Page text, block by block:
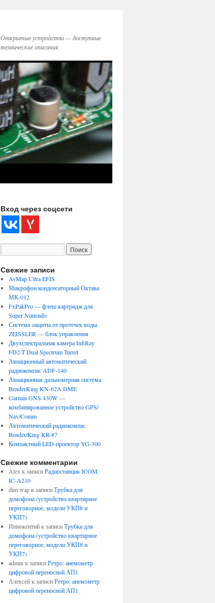
Открытые устройства — доступные
технические описания
Вход через соцсети
Свежие записи
AvMap Ultra EFIS
Микрофон конденсаторный Октава
МК-012
FxPakPro — флеш картридж для
Super Nintendo
Система защиты от протечек воды
ZEISSLER — блок управления
Двухспектральная камера InfiRay
FD2-T Dual Spectrum Turret
Авиационный автоматический
радиокомпас ADF-140
Авиационная дальномерная система
BendixKing KN-62A DME
Garmin GNS 430W —
комбинированное устройство GPS/
Nav/Comm
Автоматический радиокомпас
Bendix/King KR-87
Компактный LED-проектор YG-300
Свежие комментарии
Alex к записиРадиостанция ICOM
IC-A210
dim wapк записиТрубка для
домофона (устройство квартирное
переговорное, модели УКП8 и
УКП7)
Иннокентийк записиТрубка для
домофона (устройство квартирное
переговорное, модели УКП8 и
УКП7)
admin к записиРетро: анемометр
цифровой переносной АП1
Алексейк записиРетро: анемометр
цифровой переносной АП1